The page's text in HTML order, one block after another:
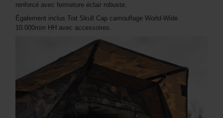
renforcé avec fermeture éclair robuste.
Également inclus Toit Skull Cap camouflage World-Wide
10.000mm HH avec accessoires.